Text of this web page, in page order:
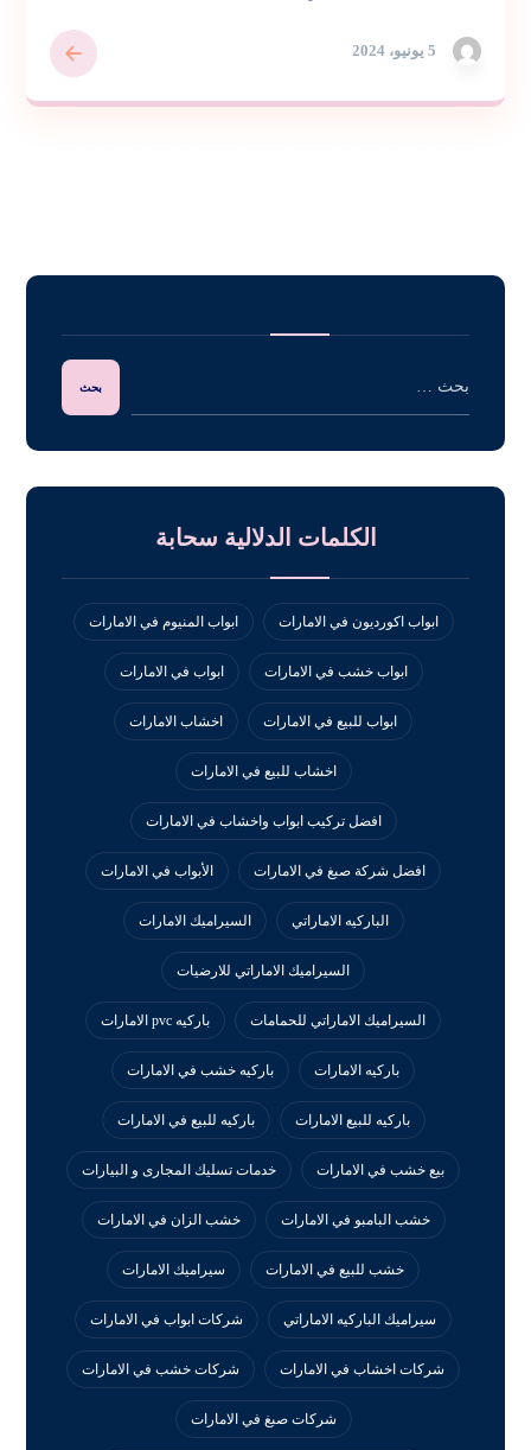
5 يونيو، 2024
الكلمات الدلالية سحابة
ابواب اكورديون في الامارات ابواب المنيوم في الامارات
ابواب خشب في الامارات ابواب في الامارات
ابواب للبيع في الامارات اخشاب الامارات
اخشاب للبيع في الامارات
افضل تركيب ابواب واخشاب في الامارات
افضل شركة صبغ في الامارات الأبواب في الامارات
الباركيه الاماراتي السيراميك الامارات
السيراميك الاماراتي للارضيات
السيراميك الاماراتي للحمامات باركيه pvc الامارات
باركيه الامارات باركيه خشب في الامارات
باركيه للبيع الامارات باركيه للبيع في الامارات
بيع خشب في الامارات خدمات تسليك المجارى و البيارات
خشب البامبو في الامارات خشب الزان في الامارات
خشب للبيع في الامارات سيراميك الامارات
سيراميك الباركيه الاماراتي شركات ابواب في الامارات
شركات اخشاب في الامارات شركات خشب في الامارات
شركات صبغ في الامارات